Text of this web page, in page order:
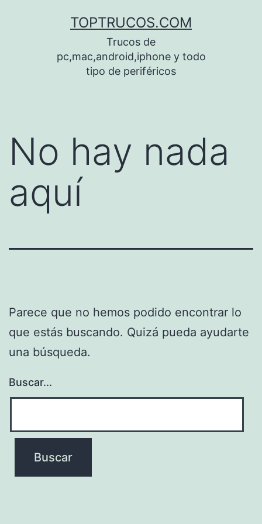
TOPTRUCOS.COM
Trucos de
pc,mac,android,iphone y todo
tipo de periféricos
No hay nada
aquí
Parece que no hemos podido encontrar lo
que estás buscando. Quizá pueda ayudarte
una búsqueda.
Buscar...